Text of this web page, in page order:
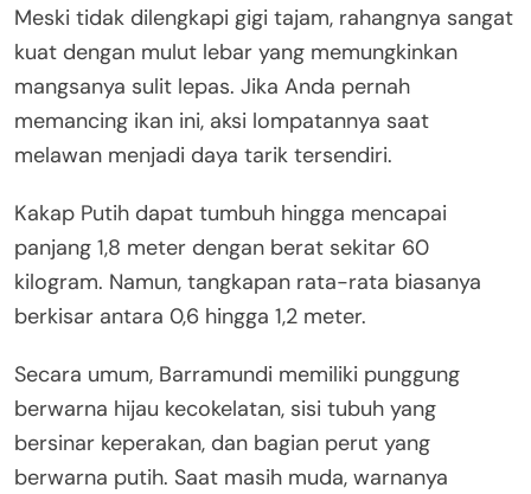
Meski tidak dilengkapi gigi tajam, rahangnya sangat
kuat dengan mulut lebar yang memungkinkan
mangsanya sulit lepas. Jika Anda pernah
memancing ikan ini, aksi lompatannya saat
melawan menjadi daya tarik tersendiri.
Kakap Putih dapat tumbuh hingga mencapai
panjang 1,8 meter dengan berat sekitar 60
kilogram. Namun, tangkapan rata-rata biasanya
berkisar antara 0,6 hingga 1,2 meter.
Secara umum, Barramundi memiliki punggung
berwarna hijau kecokelatan, sisi tubuh yang
bersinar keperakan, dan bagian perut yang
berwarna putih. Saat masih muda, warnanya